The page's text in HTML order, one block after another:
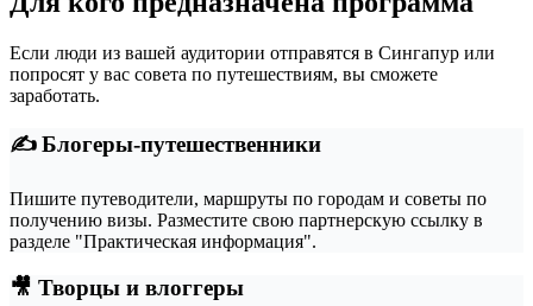
Если люди из вашей аудитории отправятся в Сингапур или
попросят у вас совета по путешествиям, вы сможете
заработать.
✍️ Блогеры-путешественники
Пишите путеводители, маршруты по городам и советы по
получению визы. Разместите свою партнерскую ссылку в
разделе "Практическая информация".
🎥 Творцы и влоггеры